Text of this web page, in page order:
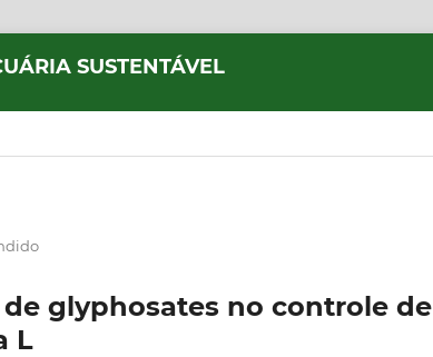
SUSTENTÁVEL
glyphosates no controle de
L